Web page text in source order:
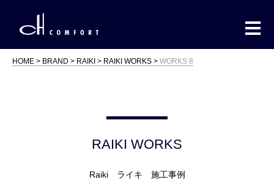
HOME BRAND RAIKI RAIKI WORKS WORKS 8
RAIKI WORKS
Raiki ライキ 施工事例